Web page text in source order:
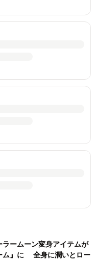
ラームーン変身アイテムが
ム』に 全身に潤いとロー